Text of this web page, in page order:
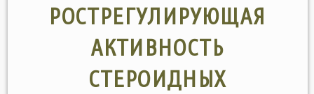
РОСТРЕГУЛИРУЮЩАЯ
АКТИВНОСТЬ
СТЕРОИДНЫХ